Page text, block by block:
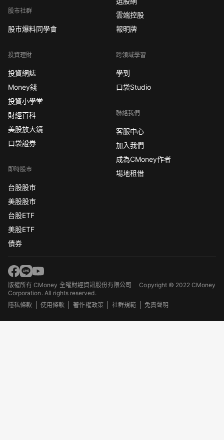
股市社群
股市爆料同學會
投資理財
投資網誌
Money錢
投資小學堂
財經百科
美股放大鏡
口袋證券
即時股市
台股股市
美股股市
台股ETF
美股ETF
債券
雲端控股
報明牌
跨領域學習
學到
口袋Studio
聯絡我們
客服中心
加入我們
成為CMoney作者
場地租借
版權所有 CMoney 全曜財經資訊股份有限公司Copyright © 2022 CMoney
Corporation. All rights reserved.
隱私條款
使用條款 著作權政策 社群規範 免責聲明